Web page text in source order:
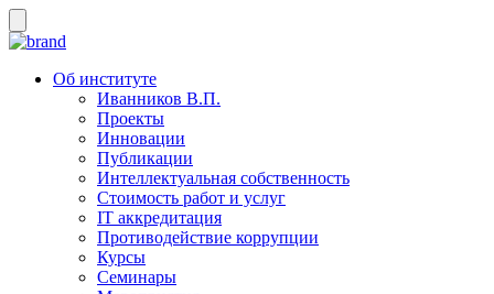
Об институте
Иванников В.П.
Проекты
Инновации
Публикации
Интеллектуальная собственность
Стоимость работ и услуг
IT аккредитация
Противодействие коррупции
Курсы
Семинары